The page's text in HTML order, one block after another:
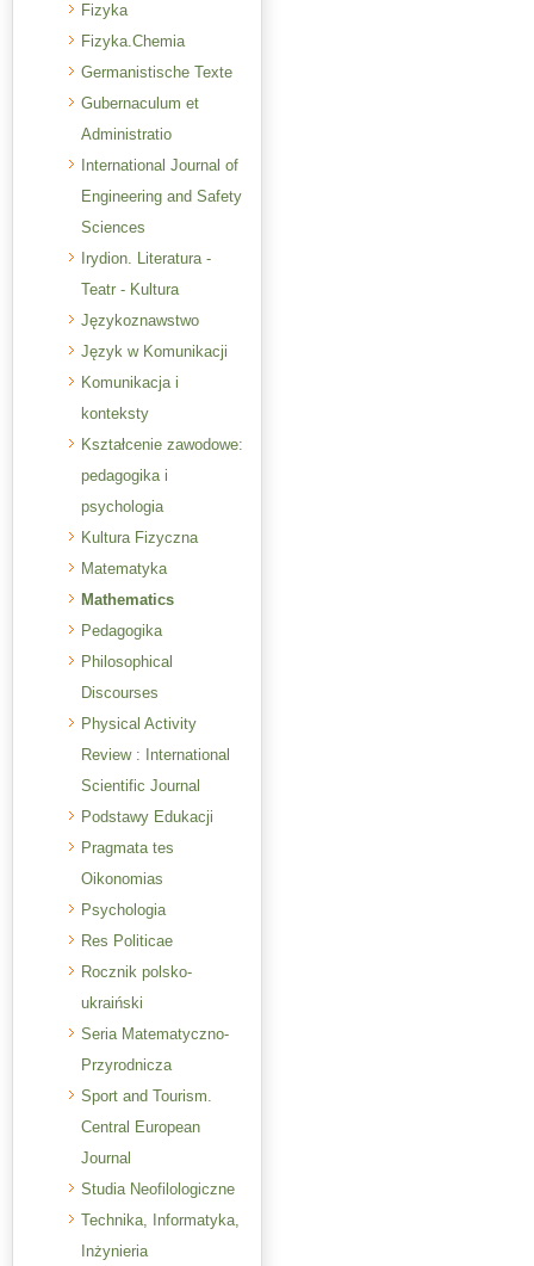
Fizyka
Fizyka.Chemia
Germanistische Texte
Gubernaculum et
Administratio
International Journal of
Engineering and Safety
Sciences
Irydion. Literatura -
Teatr - Kultura
Językoznawstwo
Język w Komunikacji
Komunikacja i
konteksty
Kształcenie zawodowe:
pedagogika i
psychologia
Kultura Fizyczna
Matematyka
Mathematics
Pedagogika
Philosophical
Discourses
Physical Activity
Review : International
Scientific Journal
Podstawy Edukacji
Pragmata tes
Oikonomias
Psychologia
Res Politicae
Rocznik polsko-
ukraiński
Seria Matematyczno-
Przyrodnicza
Sport and Tourism.
Central European
Journal
Studia Neofilologiczne
Technika, Informatyka,
Inżynieria